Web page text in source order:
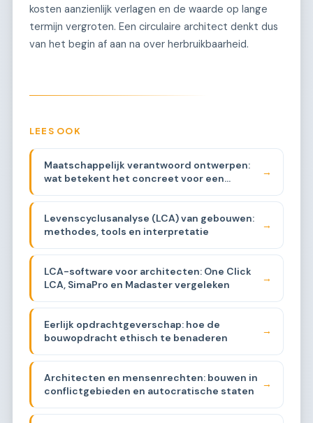
kosten aanzienlijk verlagen en de waarde op lange
termijn vergroten. Een circulaire architect denkt dus
van het begin af aan na over herbruikbaarheid.
LEES OOK
Maatschappelijk verantwoord ontwerpen:
wat betekent het concreet voor een
→
Levenscyclusanalyse (LCA) van gebouwen:
methodes, tools en interpretatie
→
LCA-software voor architecten: One Click
LCA, SimaPro en Madaster vergeleken
→
Eerlijk opdrachtgeverschap: hoe de
bouwopdracht ethisch te benaderen
→
Architecten en mensenrechten: bouwen in
conflictgebieden en autocratische staten
→